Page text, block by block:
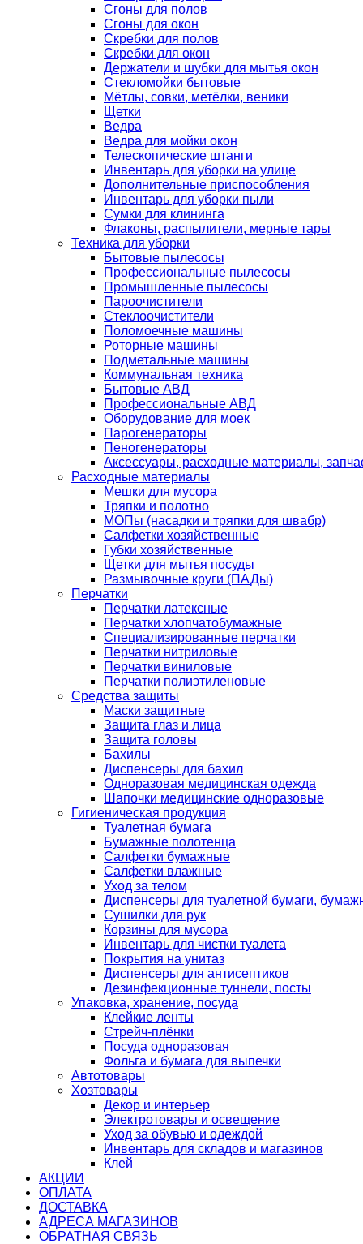
Сгоны для полов
Сгоны для окон
Скребки для полов
Скребки для окон
Держатели и шубки для мытья окон
Стекломойки бытовые
Мётлы, совки, метёлки, веники
Щетки
Ведра
Ведра для мойки окон
Телескопические штанги
Инвентарь для уборки на улице
Дополнительные приспособления
Инвентарь для уборки пыли
Сумки для клининга
Флаконы, распылители, мерные тары
Техника для уборки
Бытовые пылесосы
Профессиональные пылесосы
Промышленные пылесосы
Пароочистители
Стеклоочистители
Поломоечные машины
Роторные машины
Подметальные машины
Коммунальная техника
Бытовые АВД
Профессиональные АВД
Оборудование для моек
Парогенераторы
Пеногенераторы
Аксессуары, расходные материалы,
Расходные материалы
Мешки для мусора
Тряпки и полотно
МОПы (насадки и тряпки для швабр)
Салфетки хозяйственные
Губки хозяйственные
Щетки для мытья посуды
Размывочные круги (ПАДы)
Перчатки
Перчатки латексные
Перчатки хлопчатобумажные
Специализированные перчатки
Перчатки нитриловые
Перчатки виниловые
Перчатки полиэтиленовые
Средства защиты
Маски защитные
Защита глаз и лица
Защита головы
Бахилы
Диспенсеры для бахил
Одноразовая медицинская одежда
Шапочки медицинские одноразовые
Гигиеническая продукция
Туалетная бумага
Бумажные полотенца
Салфетки бумажные
Салфетки влажные
Уход за телом
Диспенсеры для туалетной бумаги,
Сушилки для рук
Корзины для мусора
Инвентарь для чистки туалета
Покрытия на унитаз
Диспенсеры для антисептиков
Дезинфекционные туннели, посты
Упаковка, хранение, посуда
Клейкие ленты
Стрейч-плёнки
Посуда одноразовая
Фольга и бумага для выпечки
Автотовары
Хозтовары
Декор и интерьер
Электротовары и освещение
Уход за обувью и одеждой
Инвентарь для складов и магазинов
Клей
АКЦИИ
ОПЛАТА
ДОСТАВКА
АДРЕСА МАГАЗИНОВ
ОБРАТНАЯ СВЯЗЬ